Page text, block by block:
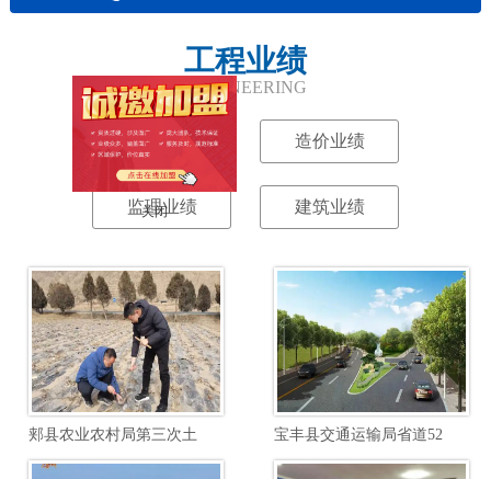
工程业绩
ENGINEERING
招标业绩 造价业绩
监理业绩 建筑业绩
关闭